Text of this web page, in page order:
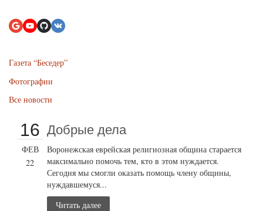
Газета “Беседер”
Фотографии
Все новости
16
ФЕВ
22
Добрые дела
Воронежская еврейская религиозная община старается
максимально помочь тем, кто в этом нуждается.
Сегодня мы смогли оказать помощь члену общины,
нуждавшемуся...
Читать далее